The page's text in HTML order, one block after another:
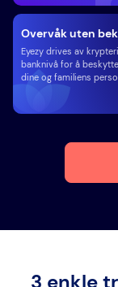
Overvåk uten
Eyezy drives av
banknivå for å
dine og familiens
3 enkle